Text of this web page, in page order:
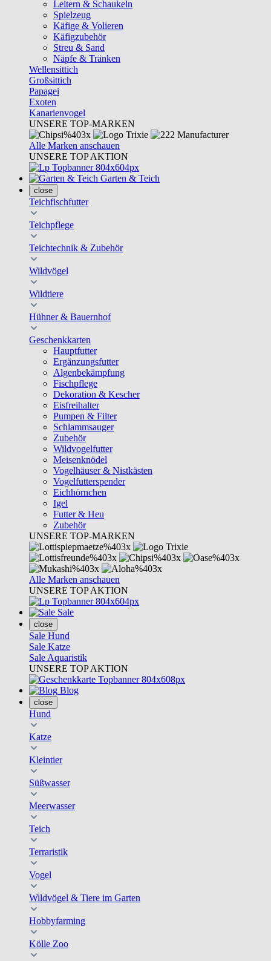
Leitern & Schaukeln
Spielzeug
Käfige & Volieren
Käfigzubehör
Streu & Sand
Näpfe & Tränken
Wellensittich
Großsittich
Papagei
Exoten
Kanarienvogel
UNSERE TOP-MARKEN
Alle Marken anschauen
UNSERE TOP AKTION
Garten & Teich
close
Teichfischfutter
Teichpflege
Teichtechnik & Zubehör
Wildvögel
Wildtiere
Hühner & Bauernhof
Geschenkkarten
Hauptfutter
Ergänzungsfutter
Algenbekämpfung
Fischpflege
Dekoration & Kescher
Eisfreihalter
Pumpen & Filter
Schlammsauger
Zubehör
Wildvogelfutter
Meisenknödel
Vogelhäuser & Nistkästen
Vogelfutterspender
Eichhörnchen
Igel
Futter & Heu
Zubehör
UNSERE TOP-MARKEN
Alle Marken anschauen
UNSERE TOP AKTION
Sale
close
Sale Hund
Sale Katze
Sale Aquaristik
UNSERE TOP AKTION
Blog
close
Hund
Katze
Kleintier
Süßwasser
Meerwasser
Teich
Terraristik
Vogel
Wildvögel & Tiere im Garten
Hobbyfarming
Kölle Zoo